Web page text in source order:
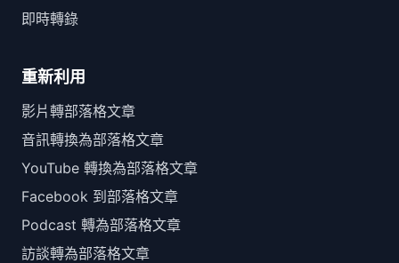
即時轉錄
重新利用
影片轉部落格文章
音訊轉換為部落格文章
YouTube 轉換為部落格文章
Facebook 到部落格文章
Podcast 轉為部落格文章
訪談轉為部落格文章